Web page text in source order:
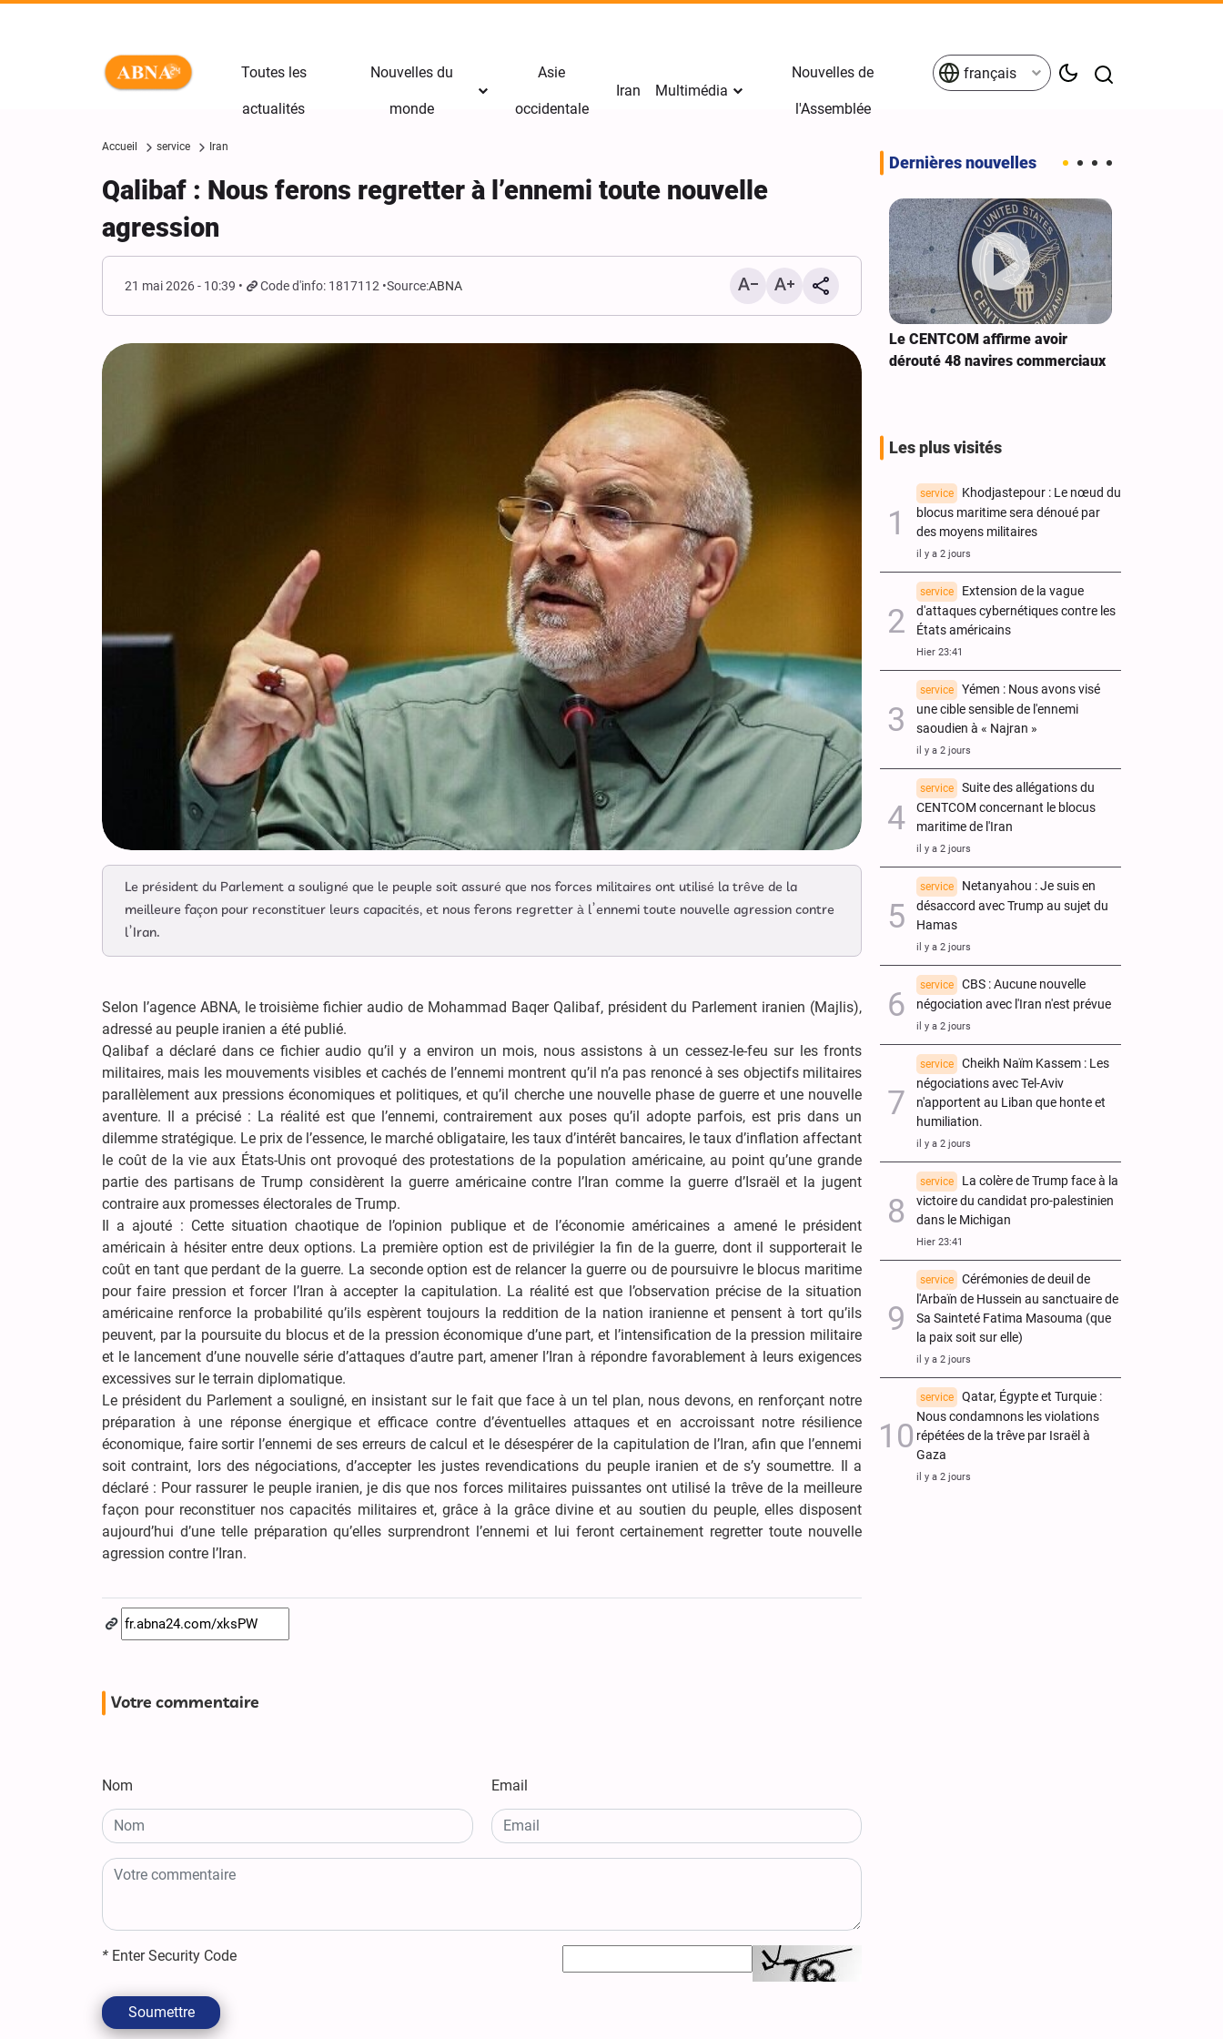
Toutes les
actualités
Nouvelles du
monde
Asie
occidentale
Iran Multimédia
Nouvelles de
l'Assemblée
français
Accueil service Iran
Qalibaf : Nous ferons regretter à l’ennemi toute nouvelle
agression
21 mai 2026 - 10:39 Code d'info: 1817112 Source:ABNA
Le président du Parlement a souligné que le peuple soit assuré que nos forces militaires ont utilisé la trêve de la
meilleure façon pour reconstituer leurs capacités, et nous ferons regretter à l’ennemi toute nouvelle agression contre
l’Iran.
Selon l’agence ABNA, le troisième fichier audio de Mohammad Baqer Qalibaf, président du Parlement iranien (Majlis),
adressé au peuple iranien a été publié.
Qalibaf a déclaré dans ce fichier audio qu’il y a environ un mois, nous assistons à un cessez-le-feu sur les fronts
militaires, mais les mouvements visibles et cachés de l’ennemi montrent qu’il n’a pas renoncé à ses objectifs militaires
parallèlement aux pressions économiques et politiques, et qu’il cherche une nouvelle phase de guerre et une nouvelle
aventure. Il a précisé : La réalité est que l’ennemi, contrairement aux poses qu’il adopte parfois, est pris dans un
dilemme stratégique. Le prix de l’essence, le marché obligataire, les taux d’intérêt bancaires, le taux d’inflation affectant
le coût de la vie aux États-Unis ont provoqué des protestations de la population américaine, au point qu’une grande
partie des partisans de Trump considèrent la guerre américaine contre l’Iran comme la guerre d’Israël et la jugent
contraire aux promesses électorales de Trump.
Il a ajouté : Cette situation chaotique de l’opinion publique et de l’économie américaines a amené le président
américain à hésiter entre deux options. La première option est de privilégier la fin de la guerre, dont il supporterait le
coût en tant que perdant de la guerre. La seconde option est de relancer la guerre ou de poursuivre le blocus maritime
pour faire pression et forcer l’Iran à accepter la capitulation. La réalité est que l’observation précise de la situation
américaine renforce la probabilité qu’ils espèrent toujours la reddition de la nation iranienne et pensent à tort qu’ils
peuvent, par la poursuite du blocus et de la pression économique d’une part, et l’intensification de la pression militaire
et le lancement d’une nouvelle série d’attaques d’autre part, amener l’Iran à répondre favorablement à leurs exigences
excessives sur le terrain diplomatique.
Le président du Parlement a souligné, en insistant sur le fait que face à un tel plan, nous devons, en renforçant notre
préparation à une réponse énergique et efficace contre d’éventuelles attaques et en accroissant notre résilience
économique, faire sortir l’ennemi de ses erreurs de calcul et le désespérer de la capitulation de l’Iran, afin que l’ennemi
soit contraint, lors des négociations, d’accepter les justes revendications du peuple iranien et de s’y soumettre. Il a
déclaré : Pour rassurer le peuple iranien, je dis que nos forces militaires puissantes ont utilisé la trêve de la meilleure
façon pour reconstituer nos capacités militaires et, grâce à la grâce divine et au soutien du peuple, elles disposent
aujourd’hui d’une telle préparation qu’elles surprendront l’ennemi et lui feront certainement regretter toute nouvelle
agression contre l’Iran.
Votre commentaire
Nom Email
* Enter Security Code
Soumettre
Dernières nouvelles
Avertissement sévère de Sanaa à
Le CENTCOM affirme avoir
dérouté 48 navires commerciaux
Les plus visités
service
Khodjastepour : Le nœud du
blocus maritime sera dénoué par
des moyens militaires
il y a 2 jours
service
Extension de la vague
d'attaques cybernétiques contre les
États américains
Hier 23:41
service
Yémen : Nous avons visé
une cible sensible de l'ennemi
saoudien à « Najran »
il y a 2 jours
service
Suite des allégations du
CENTCOM concernant le blocus
maritime de l'Iran
il y a 2 jours
service
Netanyahou : Je suis en
désaccord avec Trump au sujet du
Hamas
il y a 2 jours
service
CBS : Aucune nouvelle
négociation avec l'Iran n'est prévue
il y a 2 jours
service
Cheikh Naïm Kassem : Les
négociations avec Tel-Aviv
n'apportent au Liban que honte et
humiliation.
il y a 2 jours
service
La colère de Trump face à la
victoire du candidat pro-palestinien
dans le Michigan
Hier 23:41
service
Cérémonies de deuil de
l'Arbaïn de Hussein au sanctuaire de
Sa Sainteté Fatima Masouma (que
la paix soit sur elle)
il y a 2 jours
service
Qatar, Égypte et Turquie :
Nous condamnons les violations
répétées de la trêve par Israël à
Gaza
il y a 2 jours